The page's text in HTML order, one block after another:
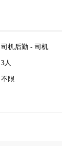
司机后勤 - 司机
3人
不限